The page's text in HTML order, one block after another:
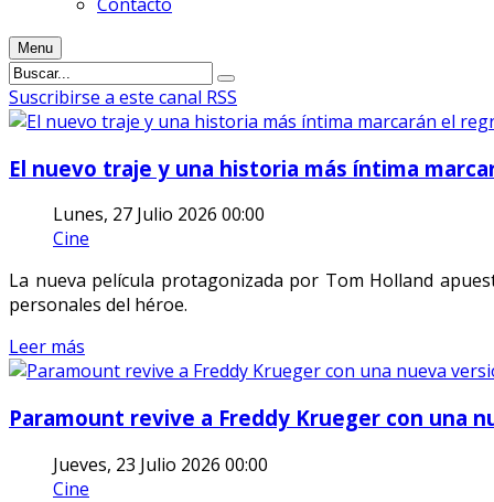
Menu
Suscribirse a este canal RSS
El nuevo traje y una historia más íntima
Lunes, 27 Julio 2026 00:00
Cine
La nueva película protagonizada por Tom Holland
personales del héroe.
Leer más
Paramount revive a Freddy Krueger con una
Jueves, 23 Julio 2026 00:00
Cine